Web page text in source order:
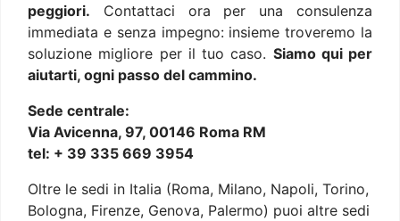
peggiori. Contattaci ora per una consulenza
immediata e senza impegno: insieme troveremo la
soluzione migliore per il tuo caso. Siamo qui per
aiutarti, ogni passo del cammino.
Sede centrale:
Via Avicenna, 97, 00146 Roma RM
tel: + 39 335 669 3954
Oltre le sedi in Italia (Roma, Milano, Napoli, Torino,
Bologna, Firenze, Genova, Palermo) puoi altre sedi